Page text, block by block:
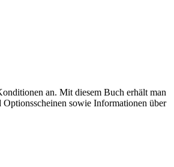
an. Mit diesem Buch erhält man
sowie Informationen über